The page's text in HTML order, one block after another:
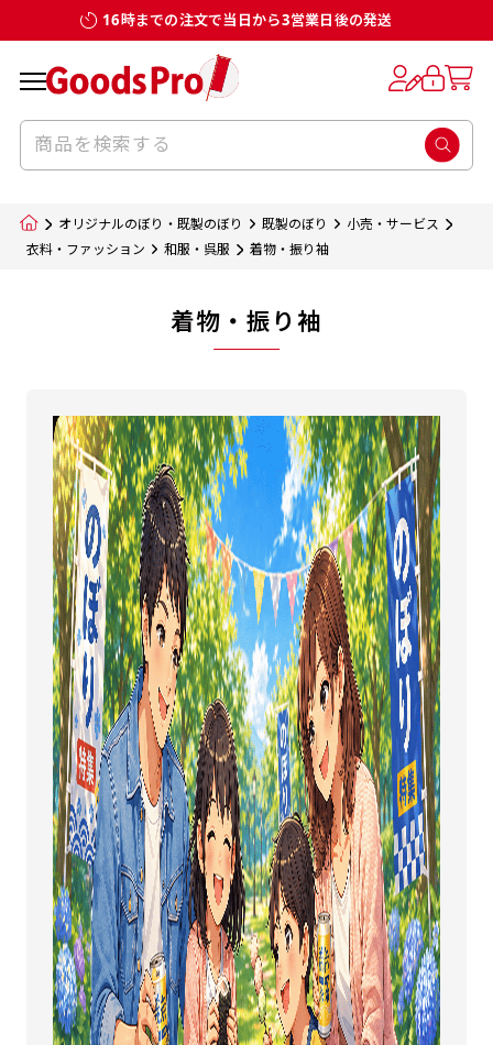
16時までの注文で当日から3営業日後の発送
オリジナルのぼり・既製のぼり 既製のぼり
小売・サービス
衣料・ファッション
和服・呉服 着物・振り袖
着物・振り袖